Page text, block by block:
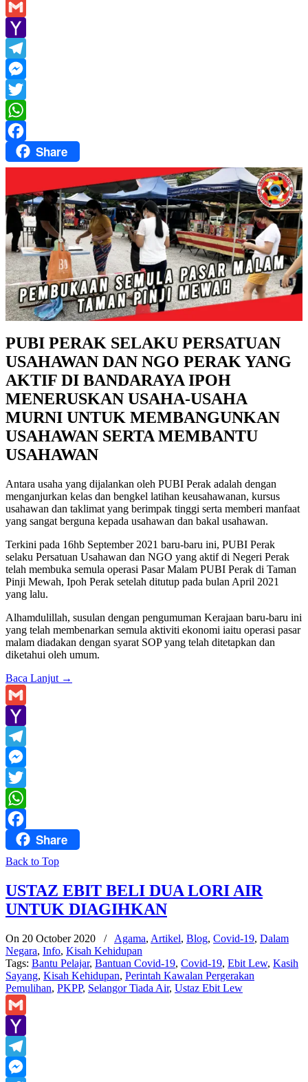
Gmail
Yahoo
Mail
Telegram
Messenger
Twitter
WhatsApp
FacebookShare
PUBI PERAK SELAKU PERSATUAN
USAHAWAN DAN NGO PERAK YANG
AKTIF DI BANDARAYA IPOH
MENERUSKAN USAHA-USAHA
MURNI UNTUK MEMBANGUNKAN
USAHAWAN SERTA MEMBANTU
USAHAWAN
Antara usaha yang dijalankan oleh PUBI Perak adalah dengan
menganjurkan kelas dan bengkel latihan keusahawanan, kursus
usahawan dan taklimat yang berimpak tinggi serta memberi manfaat
yang sangat berguna kepada usahawan dan bakal usahawan.
Terkini pada 16hb September 2021 baru-baru ini, PUBI Perak
selaku Persatuan Usahawan dan NGO yang aktif di Negeri Perak
telah membuka semula operasi Pasar Malam PUBI Perak di Taman
Pinji Mewah, Ipoh Perak setelah ditutup pada bulan April 2021
yang lalu.
Alhamdulillah, susulan dengan pengumuman Kerajaan baru-baru ini
yang telah membenarkan semula aktiviti ekonomi iaitu operasi pasar
malam diadakan dengan syarat SOP yang telah ditetapkan dan
diketahui oleh umum.
Baca Lanjut →
Gmail
Yahoo
Mail
Telegram
Messenger
Twitter
WhatsApp
FacebookShare
Back to Top
USTAZ EBIT BELI DUA LORI AIR
UNTUK DIAGIHKAN
On 20 October 2020 / Agama, Artikel, Blog, Covid-19, Dalam
Negara, Info, Kisah Kehidupan
Tags: Bantu Pelajar, Bantuan Covid-19, Covid-19, Ebit Lew, Kasih
Sayang, Kisah Kehidupan, Perintah Kawalan Pergerakan
Pemulihan, PKPP, Selangor Tiada Air, Ustaz Ebit Lew
Gmail
Yahoo
Mail
Telegram